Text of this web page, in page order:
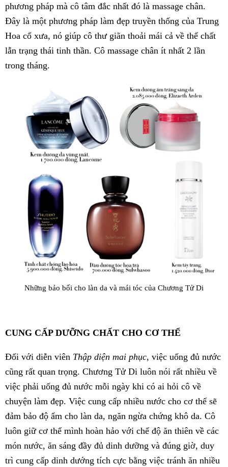
phương pháp mà cô tâm đắc nhất đó là massage chân.
Đây là một phương pháp làm đẹp truyền thống của Trung
Hoa cổ xưa, nó giúp cô thư giãn thoải mái cả về thể chất
lẫn trạng thái tinh thần. Cô massage chân ít nhất 2 lần
trong tháng.
Những bảo bối cho làn da và mái tóc của Chương Tử Di
CUNG CẤP DƯỠNG CHẤT CHO CƠ THỂ
Đối với diễn viên Thập diện mai phục, việc uống đủ nước
cũng rất quan trọng. Chương Tử Di luôn nói rất nhiều về
việc phải uống đủ nước mỗi ngày khi có ai hỏi cô về
chuyện làm đẹp. Việc cung cấp nhiều nước cho cơ thể sẽ
đảm bảo độ ẩm cho làn da, ngăn ngừa chứng khô da. Cô
luôn giữ cơ thể mình hoàn hảo với chế độ ăn thiên về các
món nước, ăn sáng đầy đủ dinh dưỡng và đúng giờ, duy
trì cung cấp dinh dướng tích cực bằng việc tránh ăn nhiều